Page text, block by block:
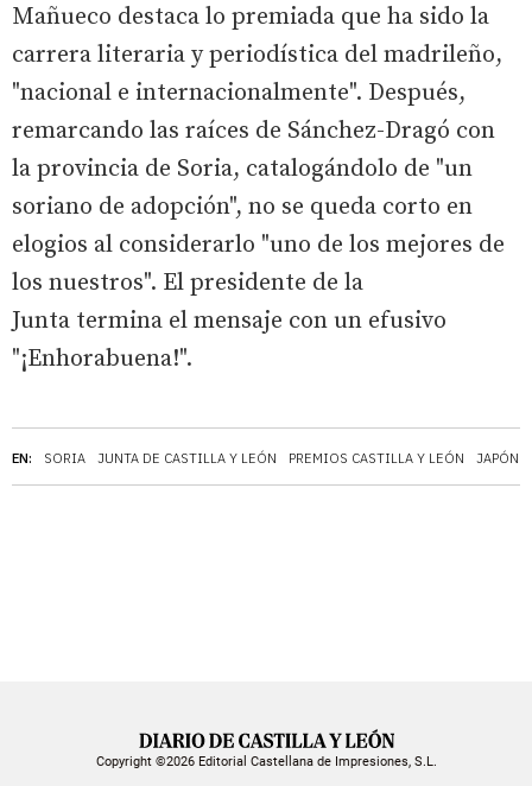
EN: SORIA JUNTA DE CASTILLA Y LEÓN PREMIOS CASTILLA Y LEÓN JAPÓN
Mañueco destaca lo premiada que ha sido la
carrera literaria y periodística del madrileño,
"nacional e internacionalmente". Después,
remarcando las raíces de Sánchez-Dragó con
la provincia de Soria, catalogándolo de "un
soriano de adopción", no se queda corto en
elogios al considerarlo "uno de los mejores de
los nuestros". El presidente de la
Junta termina el mensaje con un efusivo
"¡Enhorabuena!".
Copyright ©2026 Editorial Castellana de Impresiones, S.L.